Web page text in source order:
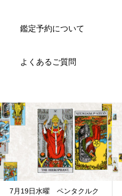
鑑定予約について
よくあるご質問
7月19日水曜 ペンタクルク